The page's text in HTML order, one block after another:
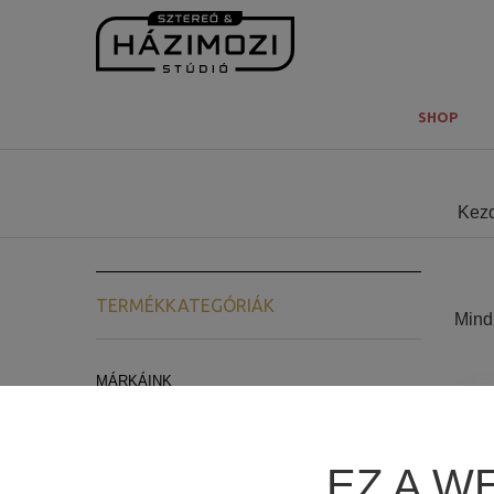
SHOP
TERMÉKKATEGÓRIÁK
MÁRKÁINK